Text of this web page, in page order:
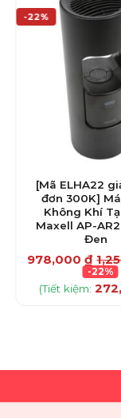
-22%
[Mã ELHA22
đơn 300K]
Không Khí
Maxell AP-
Đen
978,000₫
-22%
(Tiết kiệm: